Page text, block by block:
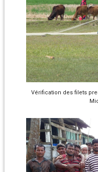
Vérification des filets